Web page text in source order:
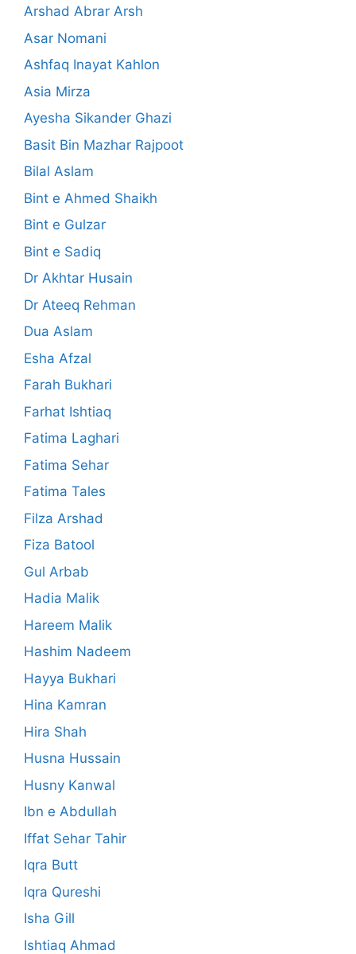
Arshad Abrar Arsh
Asar Nomani
Ashfaq Inayat Kahlon
Asia Mirza
Ayesha Sikander Ghazi
Basit Bin Mazhar Rajpoot
Bilal Aslam
Bint e Ahmed Shaikh
Bint e Gulzar
Bint e Sadiq
Dr Akhtar Husain
Dr Ateeq Rehman
Dua Aslam
Esha Afzal
Farah Bukhari
Farhat Ishtiaq
Fatima Laghari
Fatima Sehar
Fatima Tales
Filza Arshad
Fiza Batool
Gul Arbab
Hadia Malik
Hareem Malik
Hashim Nadeem
Hayya Bukhari
Hina Kamran
Hira Shah
Husna Hussain
Husny Kanwal
Ibn e Abdullah
Iffat Sehar Tahir
Iqra Butt
Iqra Qureshi
Isha Gill
Ishtiaq Ahmad